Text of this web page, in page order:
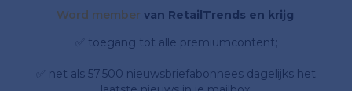
Word member van RetailTrends en krijg;
✅ toegang tot alle premiumcontent;
✅ net als 57.500 nieuwsbriefabonnees dagelijks het